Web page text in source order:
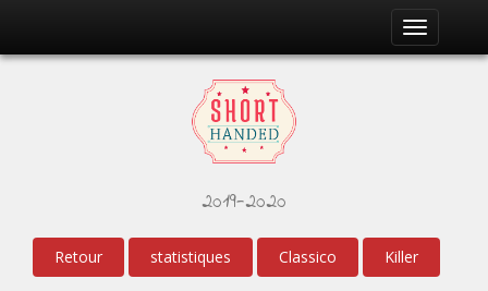
Toggle
navigation
2019-2020
Retour statistiques Classico Killer